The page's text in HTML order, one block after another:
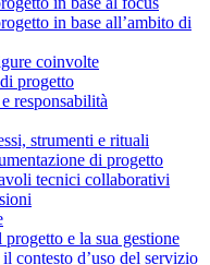
in base all’ambito di
coinvolte
progetto
responsabilità
strumenti e rituali
di progetto
tecnici collaborativi
e la sua gestione
contesto d’uso del servizio